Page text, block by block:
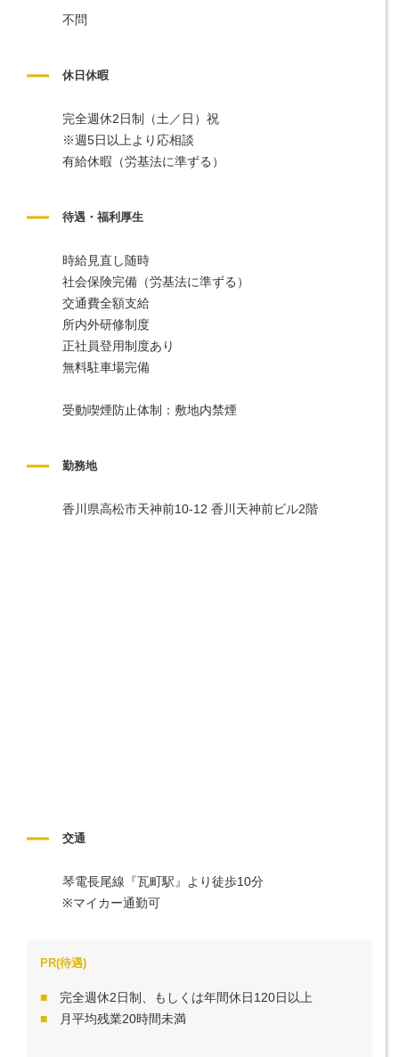
不問
休日休暇
完全週休2日制（土／日）祝
※週5日以上より応相談
有給休暇（労基法に準ずる）
待遇・福利厚生
時給見直し随時
社会保険完備（労基法に準ずる）
交通費全額支給
所内外研修制度
正社員登用制度あり
無料駐車場完備
受動喫煙防止体制：敷地内禁煙
勤務地
香川県高松市天神前10-12 香川天神前ビル2階
交通
琴電長尾線『瓦町駅』より徒歩10分
※マイカー通勤可
PR(待遇)
完全週休2日制、もしくは年間休日120日以上
月平均残業20時間未満